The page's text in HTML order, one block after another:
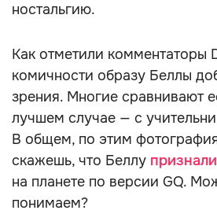
ностальгию.
Как отметили комментаторы
комичности образу Беллы
зрения. Многие сравнивают
лучшем случае — с
В общем, по этим
скажешь, что Беллу признали
на планете по версии GQ.
понимаем?